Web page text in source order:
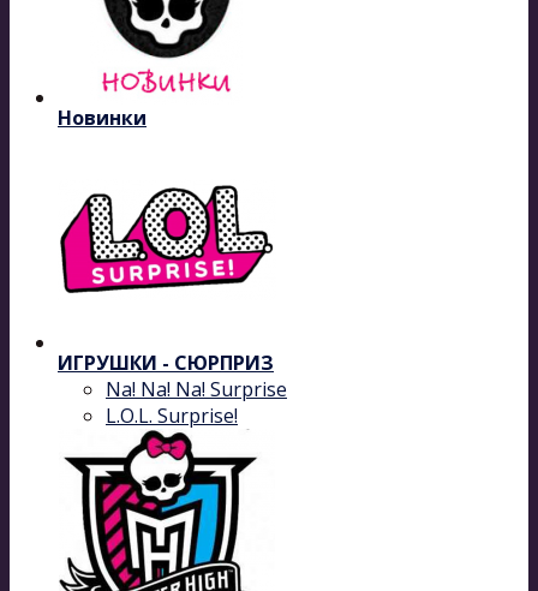
Новинки
ИГРУШКИ - СЮРПРИЗ
Na! Na! Na! Surprise
L.O.L. Surprise!